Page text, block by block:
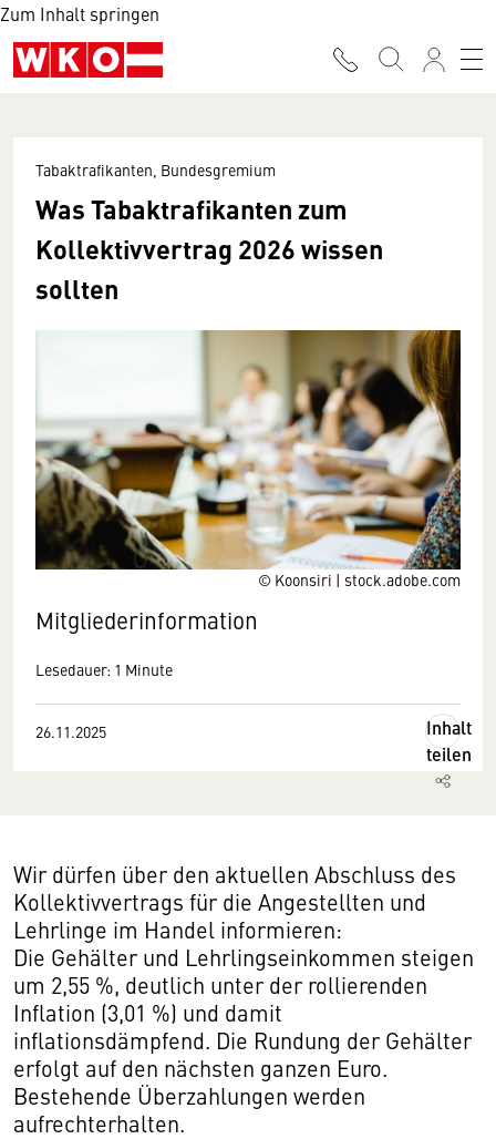
Zum Inhalt springen
© Koonsiri | stock.adobe.com
Tabaktrafikanten, Bundesgremium
Was Tabaktrafikanten zum
Kollektivvertrag 2026 wissen
sollten
Mitgliederinformation
Lesedauer: 1 Minute
26.11.2025
Inhalt
teilen
Wir dürfen über den aktuellen Abschluss des
Kollektivvertrags für die Angestellten und
Lehrlinge im Handel informieren:
Die Gehälter und Lehrlingseinkommen steigen
um 2,55 %, deutlich unter der rollierenden
Inflation (3,01 %) und damit
inflationsdämpfend. Die Rundung der Gehälter
erfolgt auf den nächsten ganzen Euro.
Bestehende Überzahlungen werden
aufrechterhalten.